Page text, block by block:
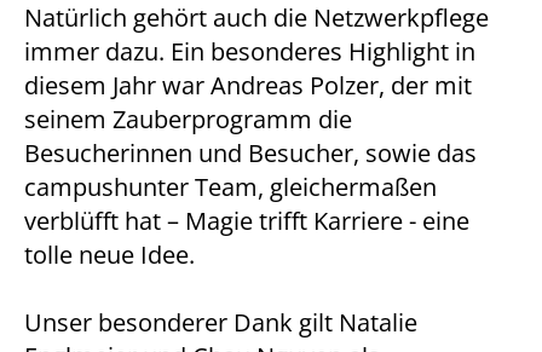
Natürlich gehört auch die Netzwerkpflege
immer dazu. Ein besonderes Highlight in
diesem Jahr war Andreas Polzer, der mit
seinem Zauberprogramm die
Besucherinnen und Besucher, sowie das
campushunter Team, gleichermaßen
verblüfft hat – Magie trifft Karriere - eine
tolle neue Idee.
Unser besonderer Dank gilt Natalie